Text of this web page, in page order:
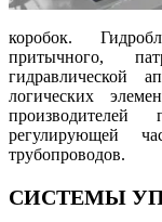
коробок.
притычного,
гидравлической
логических
регулирующей
трубопроводов.
СИСТЕМЫ